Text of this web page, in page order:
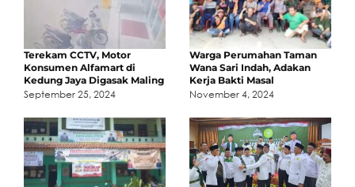
Terekam CCTV, Motor
Konsumen Alfamart di
Kedung Jaya Digasak Maling
September 25, 2024
Warga Perumahan Taman
Wana Sari Indah, Adakan
Kerja Bakti Masal
November 4, 2024